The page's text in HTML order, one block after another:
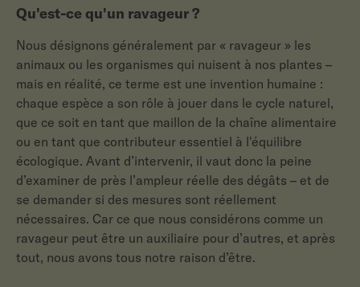
Qu'est-ce qu'un ravageur ?
Nous désignons généralement par « ravageur » les
animaux ou les organismes qui nuisent à nos plantes –
mais en réalité, ce terme est une invention humaine :
chaque espèce a son rôle à jouer dans le cycle naturel,
que ce soit en tant que maillon de la chaîne alimentaire
ou en tant que contributeur essentiel à l'équilibre
écologique. Avant d’intervenir, il vaut donc la peine
d’examiner de près l’ampleur réelle des dégâts – et de
se demander si des mesures sont réellement
nécessaires. Car ce que nous considérons comme un
ravageur peut être un auxiliaire pour d’autres, et après
tout, nous avons tous notre raison d’être.